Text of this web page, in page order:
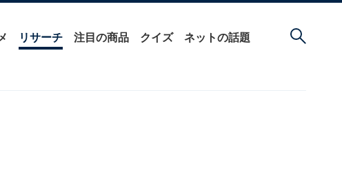
リサーチ 注目の商品 クイズ ネットの話題